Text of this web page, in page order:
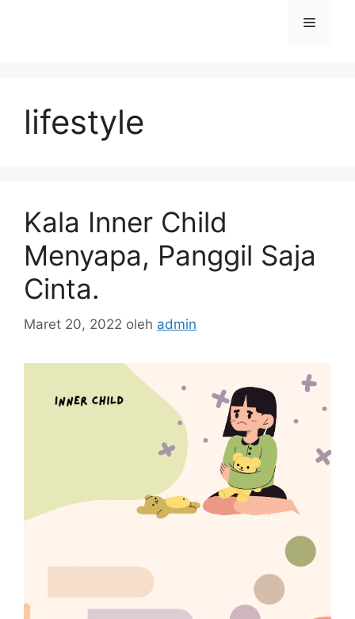
Menu
lifestyle
Kala Inner Child
Menyapa, Panggil Saja
Cinta.
Maret 20, 2022 oleh admin